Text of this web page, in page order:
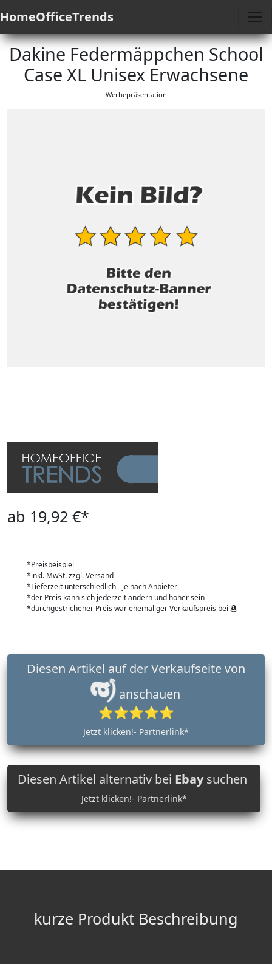
HomeOfficeTrends
Dakine Federmäppchen School
Case XL Unisex Erwachsene
Werbepräsentation
ab 19,92 €*
*Preisbeispiel
*inkl. MwSt. zzgl. Versand
*Lieferzeit unterschiedlich - je nach Anbieter
*der Preis kann sich jederzeit ändern und höher sein
*durchgestrichener Preis war ehemaliger Verkaufspreis bei
anschauen
⭐⭐⭐⭐⭐
Jetzt klicken!- Partnerlink*
Diesen Artikel alternativ bei Ebaysuchen
Jetzt klicken!- Partnerlink*
kurze Produkt Beschreibung